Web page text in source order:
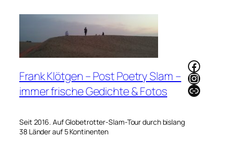
Frank Klötgen – Post Poetry Slam –
immer frische Gedichte & Fotos
Seit 2016. Auf Globetrotter-Slam-Tour durch bislang
38 Länder auf 5 Kontinenten
Link